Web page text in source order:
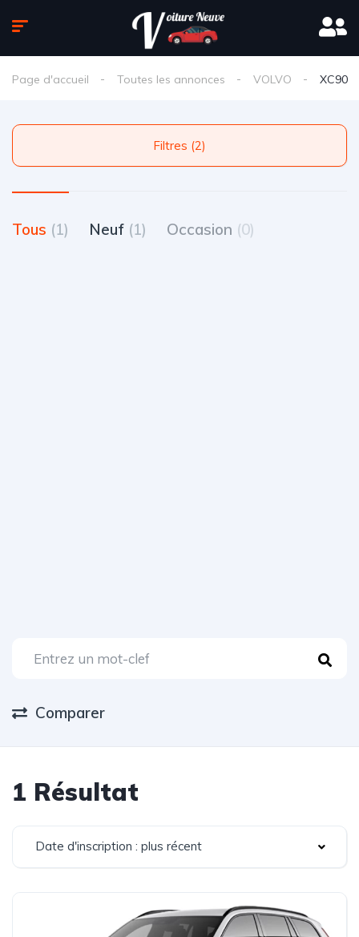
Page d'accueil Toutes les annonces VOLVO XC90
Filtres (2)
Tous (1) Neuf (1) Occasion (0)
Comparer
1 Résultat
Date d'inscription : plus récent